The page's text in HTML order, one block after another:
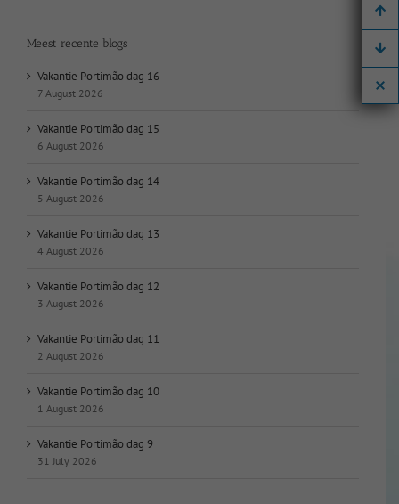
op
datum:
Meest recente blogs
Vakantie Portimão dag 16
7 August 2026
Vakantie Portimão dag 15
6 August 2026
Vakantie Portimão dag 14
5 August 2026
Vakantie Portimão dag 13
4 August 2026
Vakantie Portimão dag 12
3 August 2026
Vakantie Portimão dag 11
2 August 2026
Vakantie Portimão dag 10
1 August 2026
Vakantie Portimão dag 9
31 July 2026